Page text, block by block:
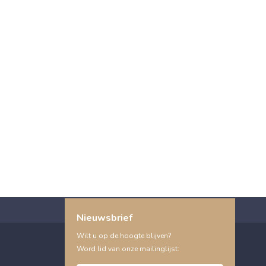
Nieuwsbrief
Wilt u op de hoogte blijven?
Word lid van onze mailinglijst: